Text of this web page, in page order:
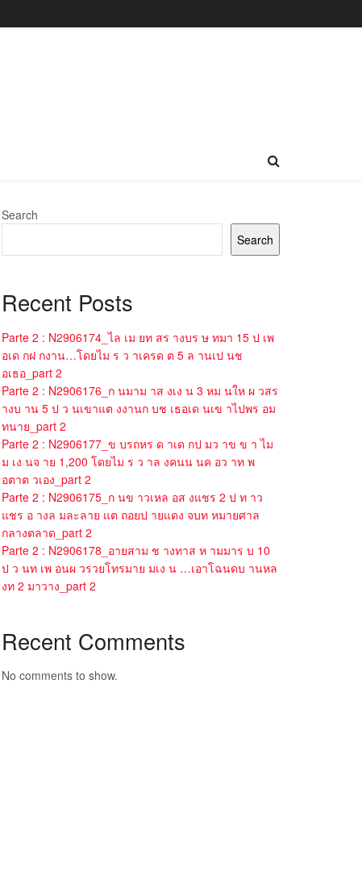
Search
Search
Recent Posts
Parte 2 : N2906174_ไล เม ยท สร างบร ษ ทมา 15 ป เพ
อเด กฝ กงาน…โดยไม ร ว าเครด ต 5 ล านเป นช
อเธอ_part 2
Parte 2 : N2906176_ก นมาม าส งเง น 3 หม นให ผ วสร
างบ าน 5 ป ว นเขาแต งงานก บช เธอเด นเข าไปพร อม
ทนาย_part 2
Parte 2 : N2906177_ข บรถหร ด าเด กป มว าข ข า ไม
ม เง นจ าย 1,200 โดยไม ร ว าล งคนน นค อว าท พ
อตาต วเอง_part 2
Parte 2 : N2906175_ก นข าวเหล อส งแชร 2 ป ท าว
แชร อ างล มละลาย แต ถอยป ายแดง จบท หมายศาล
กลางตลาด_part 2
Parte 2 : N2906178_อายสาม ช างทาส ห ามมาร บ 10
ป ว นท เพ อนผ วรวยโทรมาย มเง น …เอาโฉนดบ านหล
งท 2 มาวาง_part 2
Recent Comments
No comments to show.